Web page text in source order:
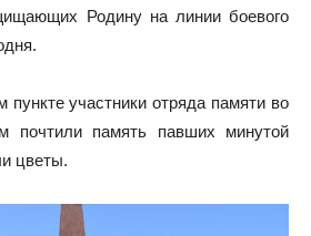
Родину на линии боевого
участники отряда памяти во
почтили память павших минутой
цветы.